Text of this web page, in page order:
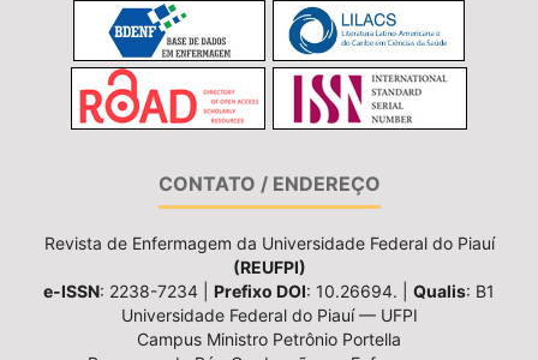
CONTATO / ENDEREÇO
Revista de Enfermagem da Universidade Federal do Piauí
(REUFPI)
e-ISSN: 2238-7234 | Prefixo DOI: 10.26694. | Qualis: B1
Universidade Federal do Piauí — UFPI
Campus Ministro Petrônio Portella